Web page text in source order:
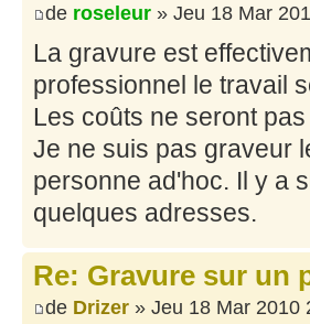
de roseleur » Jeu 18 Mar
La gravure est
professionnel le travail
Les coûts ne seront
Je ne suis pas graveur
personne ad'hoc. Il y a
quelques adresses.
Re: Gravure sur un
de Drizer » Jeu 18 Mar 2010